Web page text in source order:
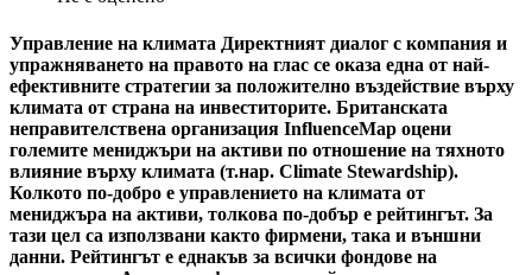
Управление на климата Директният диалог с компания и
упражняването на правото на глас се оказа една от най-
ефективните стратегии за положително въздействие върху
климата от страна на инвеститорите. Британската
неправителствена организация InfluenceMap оцени
големите мениджъри на активи по отношение на тяхното
влияние върху климата (т.нар. Climate Stewardship).
Колкото по-добро е управлението на климата от
мениджъра на активи, толкова по-добър е рейтингът. За
тази цел са използвани както фирмени, така и външни
данни. Рейтингът е еднакъв за всички фондове на